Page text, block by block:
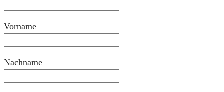
Vorname
Nachname